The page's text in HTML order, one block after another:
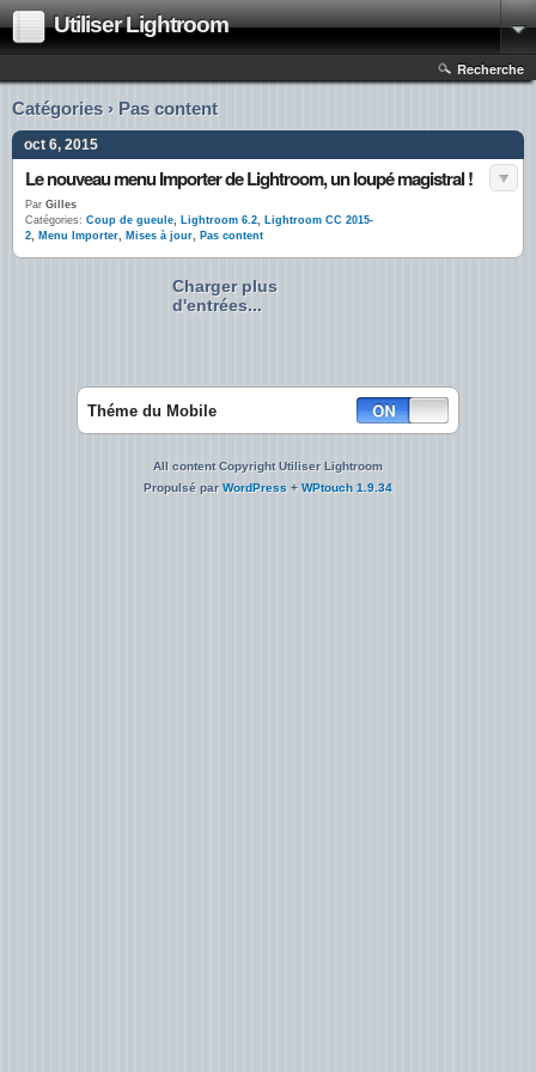
Utiliser Lightroom
Recherche
Catégories › Pas content
oct 6, 2015
Le nouveau menu Importer de Lightroom, un loupé magistral !
Par Gilles
Catégories: Coup de gueule, Lightroom 6.2, Lightroom CC 2015-
2, Menu Importer, Mises à jour, Pas content
Charger plus
d'entrées...
Théme du Mobile
All content Copyright Utiliser Lightroom
Propulsé parWordPress + WPtouch 1.9.34